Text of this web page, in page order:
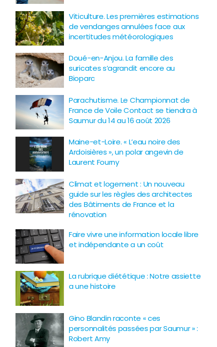
Viticulture. Les premières estimations
de vendanges annulées face aux
incertitudes météorologiques
Doué-en-Anjou. La famille des
suricates s’agrandit encore au
Bioparc
Parachutisme. Le Championnat de
France de Voile Contact se tiendra à
Saumur du 14 au 16 août 2026
Maine-et-Loire. « L’eau noire des
Ardoisières », un polar angevin de
Laurent Fourny
Climat et logement : Un nouveau
guide sur les règles des architectes
des Bâtiments de France et la
rénovation
Faire vivre une information locale libre
et indépendante a un coût
La rubrique diététique : Notre assiette
a une histoire
Gino Blandin raconte « ces
personnalités passées par Saumur » :
Robert Amy